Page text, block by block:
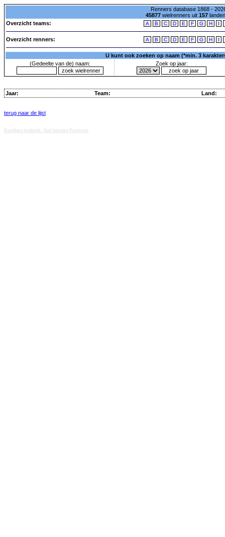
Renners database 1868 -
45877wielrenners uit 157
Overzicht teams:
A B C D E F G H I
Overzicht renners: A B C D E F G H I
U kunt ook zoeken op naam (*min. 3
(Gedeelte van de) naam:
Zoek op jaar:
Jaar: Team: Land:
terug naar de lijst
Database techniek: Sini Internet Projecten